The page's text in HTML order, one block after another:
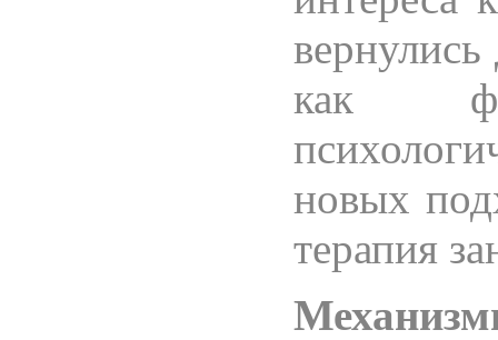
как
новых
терапия